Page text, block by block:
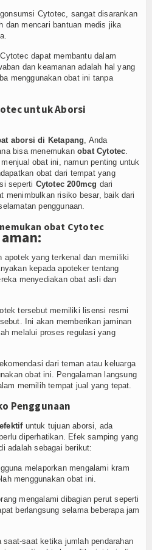
Cytotec, sangat disarankan
dan mencari bantuan medis jika
dapat membantu dalam
dan keamanan adalah hal yang
menggunakan obat ini tanpa
untuk Aborsi
aborsi di Ketapang , Anda
bisa menemukan obat Cytotec
obat ini, namun penting untuk
obat dari tempat yang
seperti Cytotec 200mcg dari
menimbulkan risiko besar, baik dari
penggunaan.
obat Cytotec
apotek yang terkenal dan memiliki
kepada apoteker tentang
menyediakan obat asli dan
tersebut memiliki lisensi resmi
Ini akan memberikan jaminan
melalui proses regulasi yang
dari teman atau keluarga
obat ini. Pengalaman langsung
memilih tempat jual yang tepat.
Penggunaan
untuk tujuan aborsi, ada
diperhatikan. Efek samping yang
adalah sebagai berikut:
melaporkan mengalami kram
menggunakan obat ini.
mengalami dibagian perut seperti
berlangsung selama beberapa jam
saat-saat ketika jumlah pendarahan